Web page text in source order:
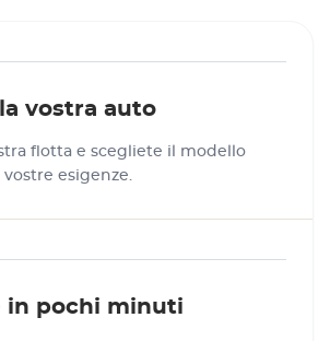
vostra auto
flotta e scegliete il modello
esigenze.
in pochi minuti